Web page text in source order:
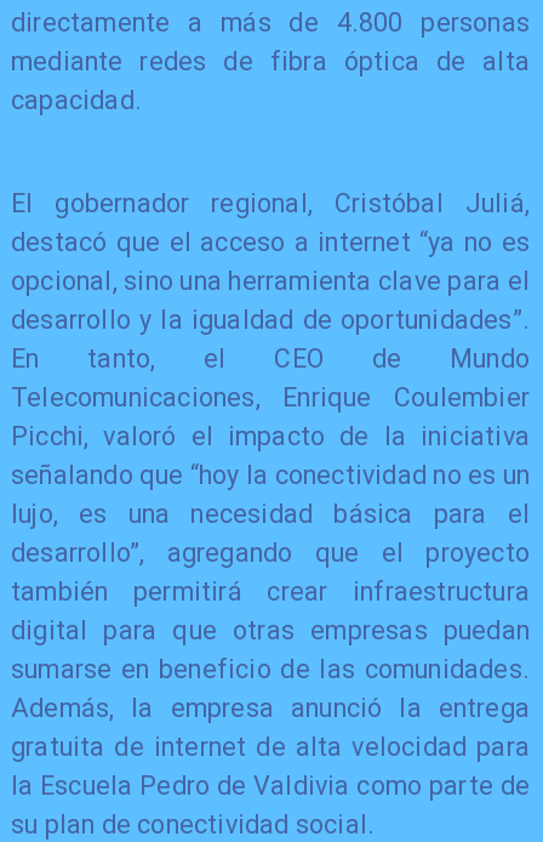
directamente a más de 4.800 personas
mediante redes de fibra óptica de alta
capacidad.
El gobernador regional, Cristóbal Juliá,
destacó que el acceso a internet “ya no es
opcional, sino una herramienta clave para el
desarrollo y la igualdad de oportunidades”.
En tanto, el CEO de Mundo
Telecomunicaciones, Enrique Coulembier
Picchi, valoró el impacto de la iniciativa
señalando que “hoy la conectividad no es un
lujo, es una necesidad básica para el
desarrollo”, agregando que el proyecto
también permitirá crear infraestructura
digital para que otras empresas puedan
sumarse en beneficio de las comunidades.
Además, la empresa anunció la entrega
gratuita de internet de alta velocidad para
la Escuela Pedro de Valdivia como parte de
su plan de conectividad social.